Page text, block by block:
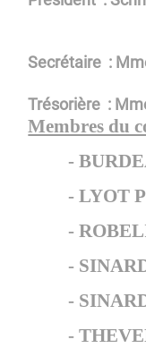
Secrétaire :
Trésorière :
Membres du
-
- LYOT
-
-
-
-